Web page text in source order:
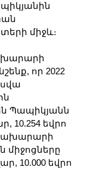
միջև։
որ 2022
Պապիկյանն
10.254 եվրո
Նախարարի
10.000 եվրո